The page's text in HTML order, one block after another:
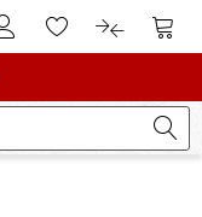
Al conto clienteAlla lista
Al Al